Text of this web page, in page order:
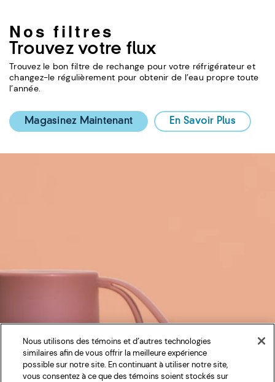
Nos filtres
Trouvez votre flux
Trouvez le bon filtre de rechange pour votre réfrigérateur et
changez-le régulièrement pour obtenir de l’eau propre toute
l’année.
Magasinez Maintenant En Savoir Plus
Nous utilisons des témoins et d’autres technologies
similaires afin de vous offrir la meilleure expérience
possible sur notre site. En continuant à utiliser notre site,
vous consentez à ce que des témoins soient stockés sur